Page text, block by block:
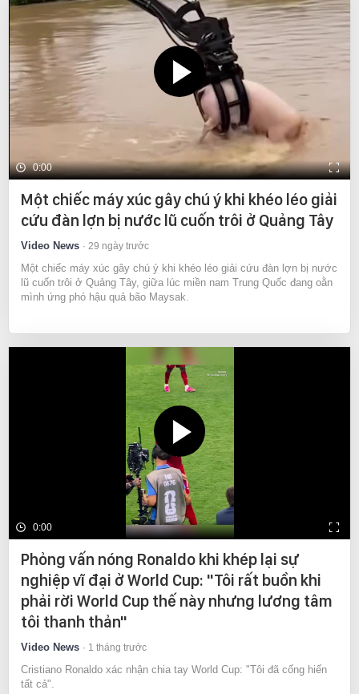
0:00
Một chiếc máy xúc gây chú ý khi khéo léo giải
cứu đàn lợn bị nước lũ cuốn trôi ở Quảng Tây
Video News 29 ngày trước
Một chiếc máy xúc gây chú ý khi khéo léo giải cứu đàn lợn bị nước
lũ cuốn trôi ở Quảng Tây, giữa lúc miền nam Trung Quốc đang oằn
mình ứng phó hậu quả bão Maysak.
0:00
Phỏng vấn nóng Ronaldo khi khép lại sự
nghiệp vĩ đại ở World Cup: "Tôi rất buồn khi
phải rời World Cup thế này nhưng lương tâm
tôi thanh thản"
Video News 1 tháng trước
Cristiano Ronaldo xác nhận chia tay World Cup: "Tôi đã cống hiến
tất cả".